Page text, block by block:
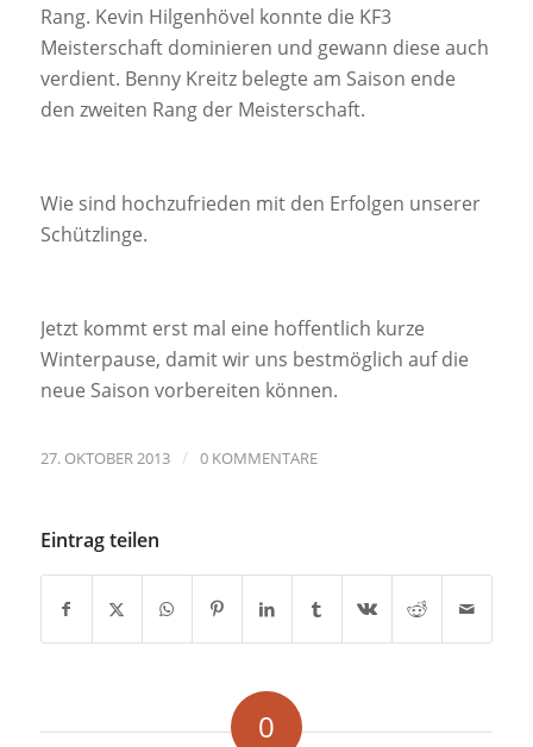
Rang. Kevin Hilgenhövel konnte die KF3
Meisterschaft dominieren und gewann diese auch
verdient. Benny Kreitz belegte am Saison ende
den zweiten Rang der Meisterschaft.
Wie sind hochzufrieden mit den Erfolgen unserer
Schützlinge.
Jetzt kommt erst mal eine hoffentlich kurze
Winterpause, damit wir uns bestmöglich auf die
neue Saison vorbereiten können.
27. OKTOBER 2013 / 0 KOMMENTARE
Eintrag teilen
0